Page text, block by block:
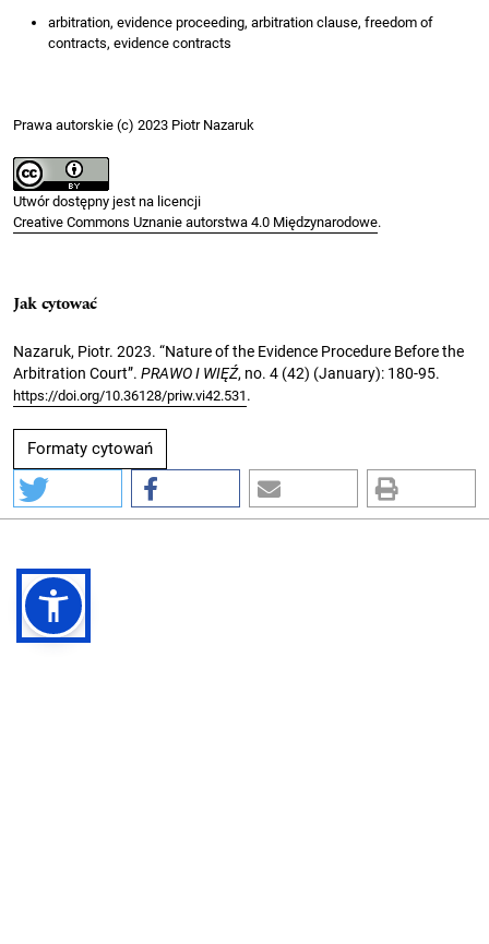
arbitration, evidence proceeding, arbitration clause, freedom of
contracts, evidence contracts
Prawa autorskie (c) 2023 Piotr Nazaruk
Utwór dostępny jest na licencji
Creative Commons Uznanie autorstwa 4.0 Międzynarodowe.
Jak cytować
Nazaruk, Piotr. 2023. “Nature of the Evidence Procedure Before the
Arbitration Court”. PRAWO I WIĘŹ, no. 4 (42) (January): 180-95.
https://doi.org/10.36128/priw.vi42.531 .
Formaty cytowań